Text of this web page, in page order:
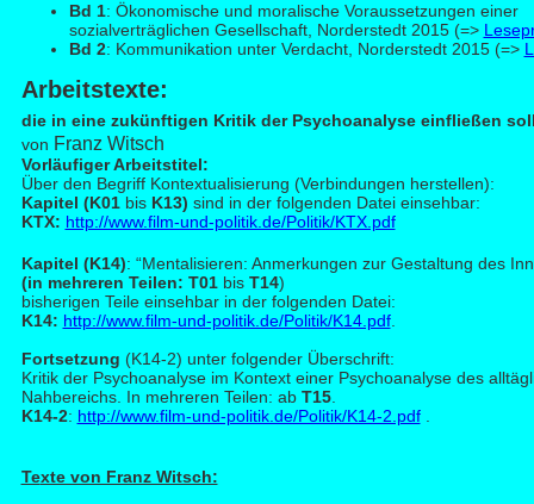
Bd 1: Ökonomische und moralische Voraussetzungen einer
sozialverträglichen Gesellschaft, Norderstedt 2015 (=>
Bd 2: Kommunikation unter Verdacht, Norderstedt 2015 (=>
Arbeitstexte:
die in eine zukünftigen Kritik der Psychoanalyse einfließen
von Franz Witsch
Vorläufiger Arbeitstitel:
Über den Begriff Kontextualisierung (Verbindungen herstellen):
Kapitel (K01bis K13) sind in der folgenden Datei einsehbar:
KTX: http://www.film-und-politik.de/Politik/KTX.pdf
Kapitel (K14): “Mentalisieren: Anmerkungen zur Gestaltung des
(in mehreren Teilen: T01bis T14)
bisherigen Teile einsehbar in der folgenden Datei:
K14: http://www.film-und-politik.de/Politik/K14.pdf.
Fortsetzung (K14-2) unter folgender Überschrift:
Kritik der Psychoanalyse im Kontext einer Psychoanalyse des
Nahbereichs. In mehreren Teilen: ab T15.
K14-2: http://www.film-und-politik.de/Politik/K14-2.pdf.
Texte von Franz Witsch: